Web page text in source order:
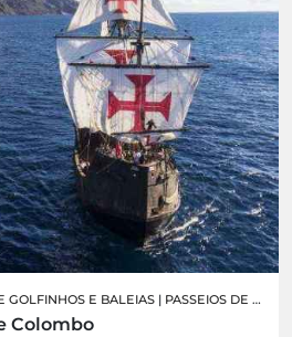
GOLFINHOS E BALEIAS | PASSEIOS DE BARCO
Colombo